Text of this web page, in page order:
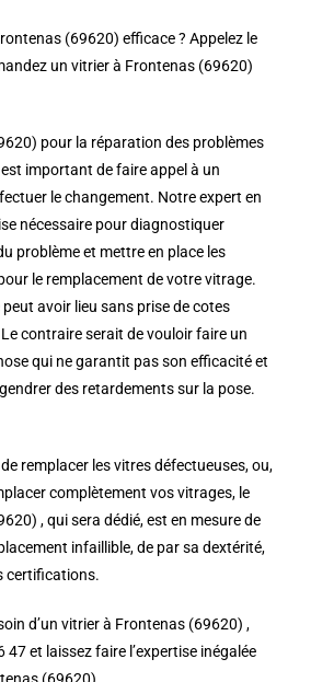
(69620) efficace ? Appelez le
un vitrier à Frontenas (69620)
pour la réparation des problèmes
important de faire appel à un
le changement. Notre expert en
nécessaire pour diagnostiquer
problème et mettre en place les
le remplacement de votre vitrage.
avoir lieu sans prise de cotes
contraire serait de vouloir faire un
qui ne garantit pas son efficacité et
des retardements sur la pose.
de remplacer les vitres défectueuses, ou,
complètement vos vitrages, le
, qui sera dédié, est en mesure de
infaillible, de par sa dextérité,
certifications.
d’un vitrier à Frontenas (69620) ,
47 et laissez faire l’expertise inégalée